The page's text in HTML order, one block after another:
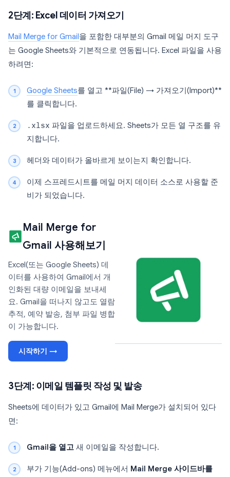
2단계: Excel 데이터 가져오기
Mail Merge for Gmail 을 포함한 대부분의 Gmail 메일 머지 도구
는 Google Sheets와 기본적으로 연동됩니다. Excel 파일을 사용
하려면:
Google Sheets를 열고 **파일(File) → 가져오기(Import)**
를 클릭합니다.
.xlsx 파일을 업로드하세요. Sheets가 모든 열 구조를 유
지합니다.
헤더와 데이터가 올바르게 보이는지 확인합니다.
이제 스프레드시트를 메일 머지 데이터 소스로 사용할 준
비가 되었습니다.
Mail Merge for
Gmail 사용해보기
Excel(또는 Google Sheets) 데
이터를 사용하여 Gmail에서 개
인화된 대량 이메일을 보내세
요. Gmail을 떠나지 않고도 열람
추적, 예약 발송, 첨부 파일 병합
이 가능합니다.
시작하기 →
3단계: 이메일 템플릿 작성 및 발송
Sheets에 데이터가 있고 Gmail에 Mail Merge가 설치되어 있다
면:
Gmail을 열고 새 이메일을 작성합니다.
부가 기능(Add-ons) 메뉴에서 Mail Merge 사이드바를